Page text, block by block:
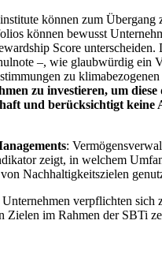
können zum Übergang
können bewusst
Score
–, wie glaubwürdig
zu klimabezogenen
zu investieren, um
und berücksichtigt keine
:
zeigt, in welchem
Nachhaltigkeitszielen
verpflichten
im Rahmen der SBTi